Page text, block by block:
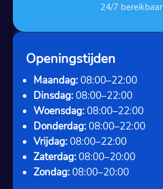
24/7 bereikbaar
Openingstijden
Maandag: 08:00–22:00
Dinsdag: 08:00–22:00
Woensdag: 08:00–22:00
Donderdag: 08:00–22:00
Vrijdag: 08:00–22:00
Zaterdag: 08:00–20:00
Zondag: 08:00–20:00